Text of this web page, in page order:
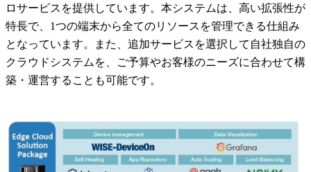
ロサービスを提供しています。本システムは、高い拡張性が
特長で、1つの端末から全てのリソースを管理できる仕組み
となっています。また、追加サービスを選択して自社独自の
クラウドシステムを、ご予算やお客様のニーズに合わせて構
築・運営することも可能です。